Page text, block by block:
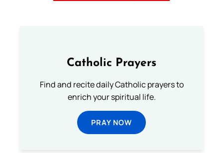
Catholic Prayers
Find and recite daily Catholic prayers to
enrich your spiritual life.
PRAY NOW